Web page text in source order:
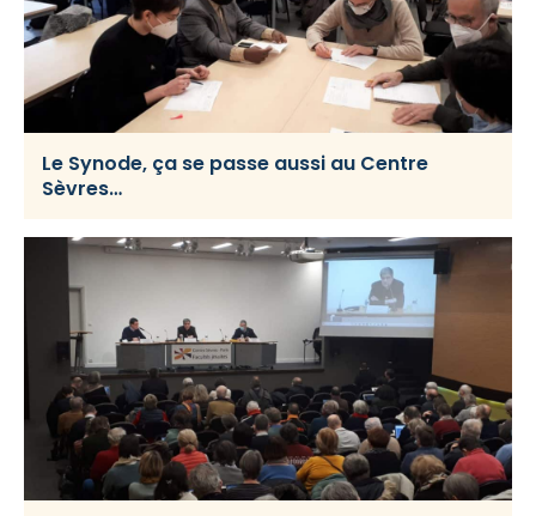
Le Synode, ça se passe aussi au Centre
Sèvres…